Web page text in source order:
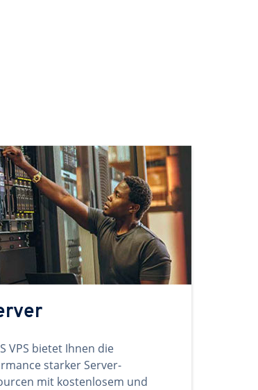
VPS bietet Ihnen die
starker Server-
mit kostenlosem und